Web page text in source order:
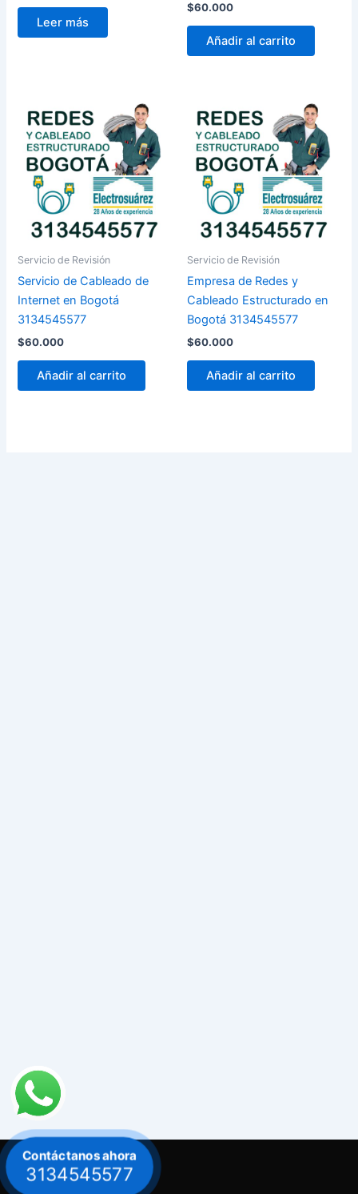
Leer más
$60.000
Añadir al carrito
Servicio de Revisión
Servicio de Cableado de
Internet en Bogotá
3134545577
$60.000
Añadir al carrito
Servicio de Revisión
Empresa de Redes y
Cableado Estructurado en
Bogotá 3134545577
$60.000
Añadir al carrito
Contáctanos ahora
3134545577